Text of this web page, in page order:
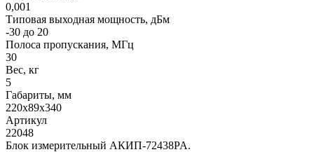
0,001
Типовая выходная мощность, дБм
-30 до 20
Полоса пропускания, МГц
30
Вес, кг
5
Габариты, мм
220х89х340
Артикул
22048
Блок измерительный АКИП-72438PA.